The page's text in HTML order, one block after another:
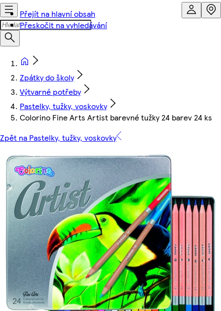
Přejít na hlavní obsah
Přeskočit na vyhledávání
Zpátky do školy
Výtvarné potřeby
Pastelky, tužky, voskovky
Colorino Fine Arts Artist barevné tužky 24 barev 24 ks
Zpět na Pastelky, tužky, voskovky